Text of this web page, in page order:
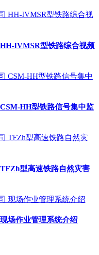
IVMSR型铁路综合视频
HH型铁路信号集中监
型高速铁路自然灾害
场作业管理系统介绍